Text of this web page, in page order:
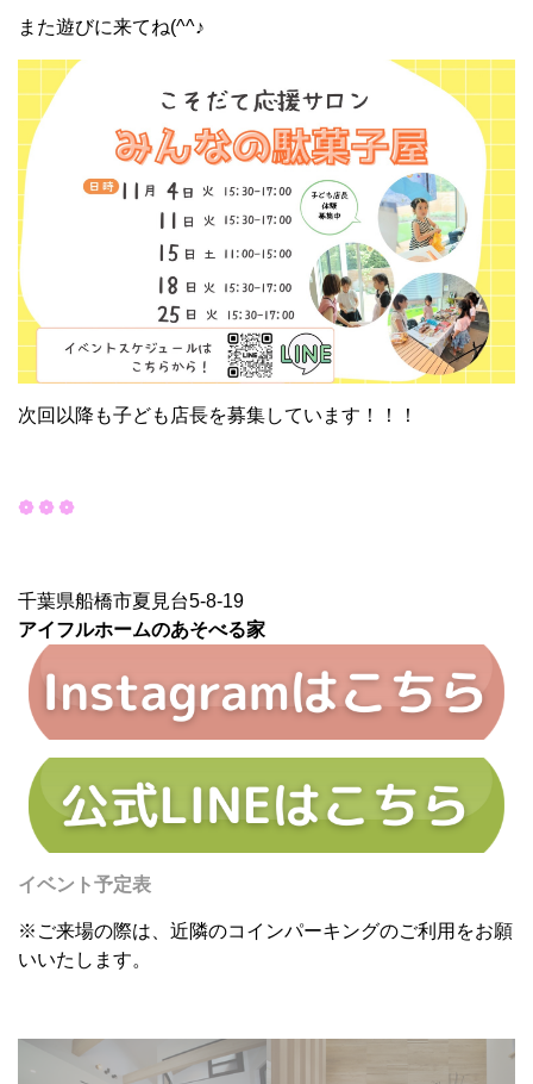
また遊びに来てね(^^♪
次回以降も子ども店長を募集しています！！！
❁ ❁ ❁
千葉県船橋市夏見台5-8-19
アイフルホームのあそべる家
イベント予定表
※ご来場の際は、近隣のコインパーキングのご利用をお願
いいたします。